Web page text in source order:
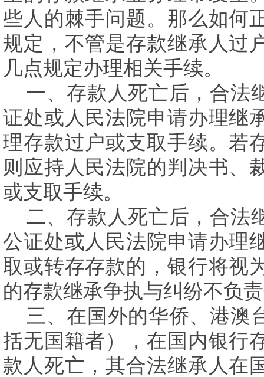
些人的棘手问题。那么如何
规定，不管是存款继承人过
几点规定办理相关手续。
一、存款人死亡后，合法
证处或人民法院申请办理继
理存款过户或支取手续。若
则应持人民法院的判决书、
或支取手续。
二、存款人死亡后，合法
公证处或人民法院申请办理
取或转存存款的，银行将视
的存款继承争执与纠纷不负
三、在国外的华侨、港澳
括无国籍者），在国内银行
款人死亡，其合法继承人在